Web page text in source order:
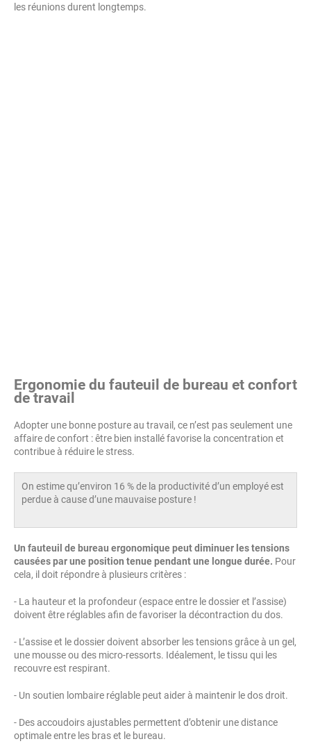
les réunions durent longtemps.
Ergonomie du fauteuil de bureau et confort
de travail
Adopter une bonne posture au travail, ce n’est pas seulement une
affaire de confort : être bien installé favorise la concentration et
contribue à réduire le stress.
On estime qu’environ 16 % de la productivité d’un employé est
perdue à cause d’une mauvaise posture !
Un fauteuil de bureau ergonomique peut diminuer les tensions
causées par une position tenue pendant une longue durée. Pour
cela, il doit répondre à plusieurs critères :
- La hauteur et la profondeur (espace entre le dossier et l’assise)
doivent être réglables afin de favoriser la décontraction du dos.
- L’assise et le dossier doivent absorber les tensions grâce à un gel,
une mousse ou des micro-ressorts. Idéalement, le tissu qui les
recouvre est respirant.
- Un soutien lombaire réglable peut aider à maintenir le dos droit.
- Des accoudoirs ajustables permettent d’obtenir une distance
optimale entre les bras et le bureau.